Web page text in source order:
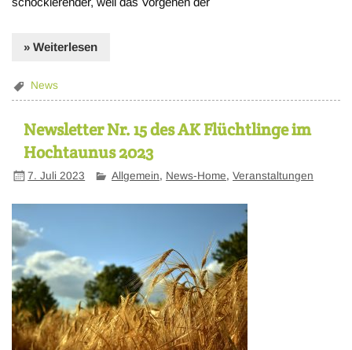
» Weiterlesen
News
Newsletter Nr. 15 des AK Flüchtlinge im
Hochtaunus 2023
7. Juli 2023 Allgemein, News-Home,Veranstaltungen